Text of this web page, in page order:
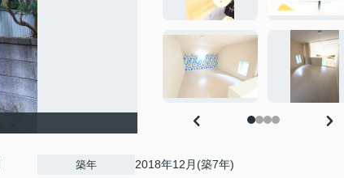
築年 2018年12月(築7年)